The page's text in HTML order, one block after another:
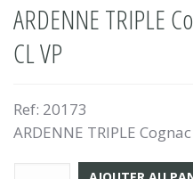
ARDENNE TRIPLE
CL VP
Ref: 20173
ARDENNE TRIPLE